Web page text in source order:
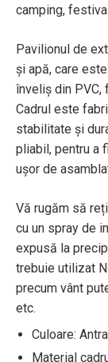
camping,
Pavilionul de
și apă, care
înveliș din PVC,
Cadrul este
stabilitate și
pliabil, pentru a
ușor de
Vă rugăm să
cu un spray de
expusă la
trebuie utilizat
precum vânt
etc.
Culoare:
Material